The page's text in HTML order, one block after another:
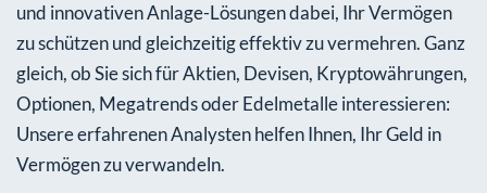
und innovativen Anlage-Lösungen dabei, Ihr Vermögen
zu schützen und gleichzeitig effektiv zu vermehren. Ganz
gleich, ob Sie sich für Aktien, Devisen, Kryptowährungen,
Optionen, Megatrends oder Edelmetalle interessieren:
Unsere erfahrenen Analysten helfen Ihnen, Ihr Geld in
Vermögen zu verwandeln.